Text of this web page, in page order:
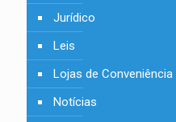
Jurídico
Leis
Lojas de Conveniência
Notícias